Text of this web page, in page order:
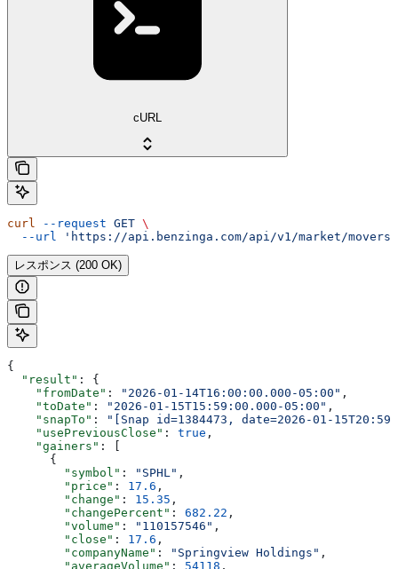
cURL
curl --request GET \
  --url
'https://api.benzinga.com/api/v1/market/
レスポンス (200 OK)
{
  "result"
: {
    "fromDate"
: "2026-01-14T16:00:00.000-05:00" ,
    "toDate"
: "2026-01-15T15:59:00.000-05:00" ,
    "snapTo"
:
"[Snap id=1384473, date=2026-01-
    "usePreviousClose"
: true ,
    "gainers"
: [
      {
        "symbol"
: "SPHL" ,
        "price"
: 17.6 ,
        "change"
: 15.35 ,
        "changePercent"
: 682.22 ,
        "volume"
: "110157546" ,
        "close"
: 17.6 ,
        "companyName"
: "Springview Holdings" ,
        "averageVolume"
: 54118 ,